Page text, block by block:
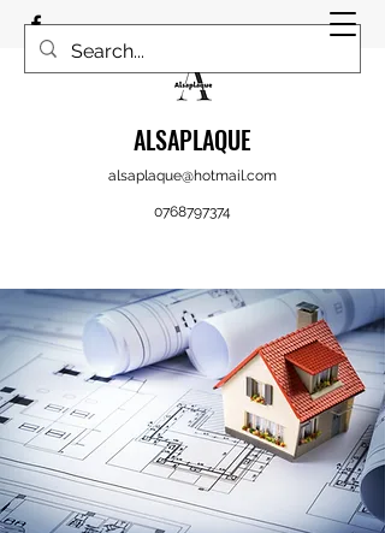
ALSAPLAQUE
alsaplaque@hotmail.com
0768797374